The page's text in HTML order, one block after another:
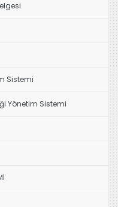
Sistemi
Yönetim Sistemi